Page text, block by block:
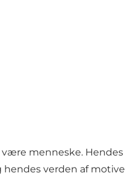
menneske.
verden af